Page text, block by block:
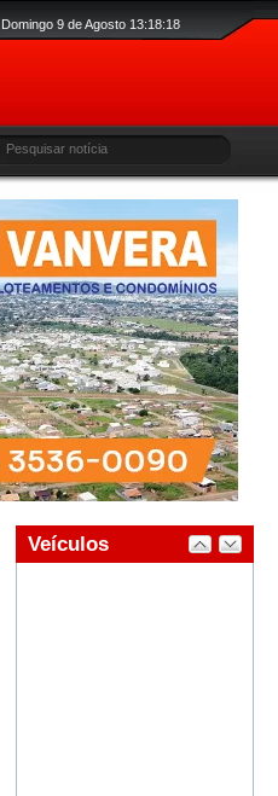
Domingo 9 de Agosto 13:18:19